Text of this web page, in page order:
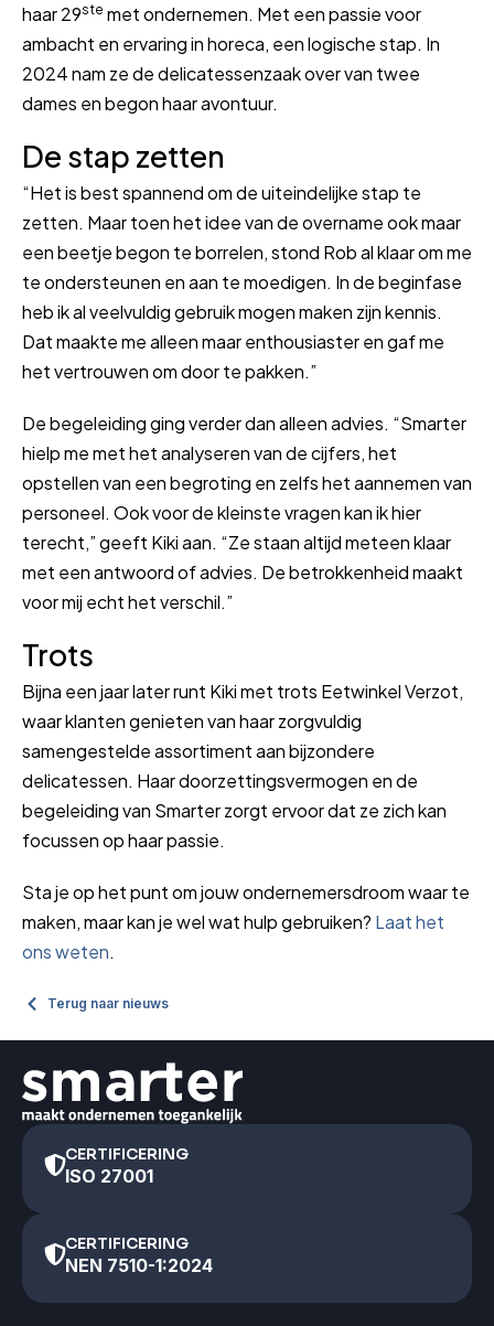
haar 29ste met ondernemen. Met een passie voor
ambacht en ervaring in horeca, een logische stap. In
2024 nam ze de delicatessenzaak over van twee
dames en begon haar avontuur.
De stap zetten
“Het is best spannend om de uiteindelijke stap te
zetten. Maar toen het idee van de overname ook maar
een beetje begon te borrelen, stond Rob al klaar om me
te ondersteunen en aan te moedigen. In de beginfase
heb ik al veelvuldig gebruik mogen maken zijn kennis.
Dat maakte me alleen maar enthousiaster en gaf me
het vertrouwen om door te pakken.”
De begeleiding ging verder dan alleen advies. “Smarter
hielp me met het analyseren van de cijfers, het
opstellen van een begroting en zelfs het aannemen van
personeel. Ook voor de kleinste vragen kan ik hier
terecht,” geeft Kiki aan. “Ze staan altijd meteen klaar
met een antwoord of advies. De betrokkenheid maakt
voor mij echt het verschil.”
Trots
Bijna een jaar later runt Kiki met trots Eetwinkel Verzot,
waar klanten genieten van haar zorgvuldig
samengestelde assortiment aan bijzondere
delicatessen. Haar doorzettingsvermogen en de
begeleiding van Smarter zorgt ervoor dat ze zich kan
focussen op haar passie.
Sta je op het punt om jouw ondernemersdroom waar te
maken, maar kan je wel wat hulp gebruiken? Laat het
ons weten.
Terug naar nieuws
CERTIFICERING
ISO 27001
CERTIFICERING
NEN 7510-1:2024